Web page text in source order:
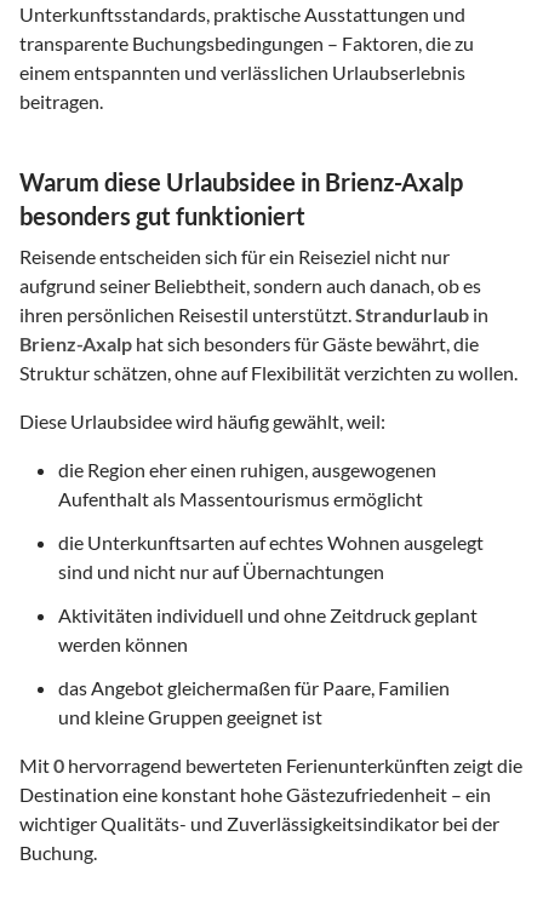
Unterkunftsstandards, praktische Ausstattungen und
transparente Buchungsbedingungen – Faktoren, die zu
einem entspannten und verlässlichen Urlaubserlebnis
beitragen.
Warum diese Urlaubsidee in Brienz-Axalp
besonders gut funktioniert
Reisende entscheiden sich für ein Reiseziel nicht nur
aufgrund seiner Beliebtheit, sondern auch danach, ob es
ihren persönlichen Reisestil unterstützt.Strandurlaub in
Brienz-Axalp hat sich besonders für Gäste bewährt, die
Struktur schätzen, ohne auf Flexibilität verzichten zu wollen.
Diese Urlaubsidee wird häufig gewählt, weil:
die Region eher einen ruhigen, ausgewogenen
Aufenthalt als Massentourismus ermöglicht
die Unterkunftsarten auf echtes Wohnen ausgelegt
sind und nicht nur auf Übernachtungen
Aktivitäten individuell und ohne Zeitdruck geplant
werden können
das Angebot gleichermaßen für Paare, Familien
und kleine Gruppen geeignet ist
Mit0 hervorragend bewerteten Ferienunterkünften zeigt die
Destination eine konstant hohe Gästezufriedenheit – ein
wichtiger Qualitäts- und Zuverlässigkeitsindikator bei der
Buchung.